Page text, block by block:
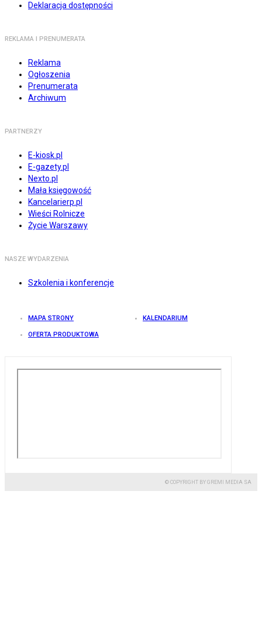
Deklaracja dostępności
REKLAMA I PRENUMERATA
Reklama
Ogłoszenia
Prenumerata
Archiwum
PARTNERZY
E-kiosk.pl
E-gazety.pl
Nexto.pl
Mała księgowość
Kancelarierp.pl
Wieści Rolnicze
Życie Warszawy
NASZE WYDARZENIA
Szkolenia i konferencje
MAPA STRONY KALENDARIUM
OFERTA PRODUKTOWA
© COPYRIGHT BY GREMI MEDIA SA